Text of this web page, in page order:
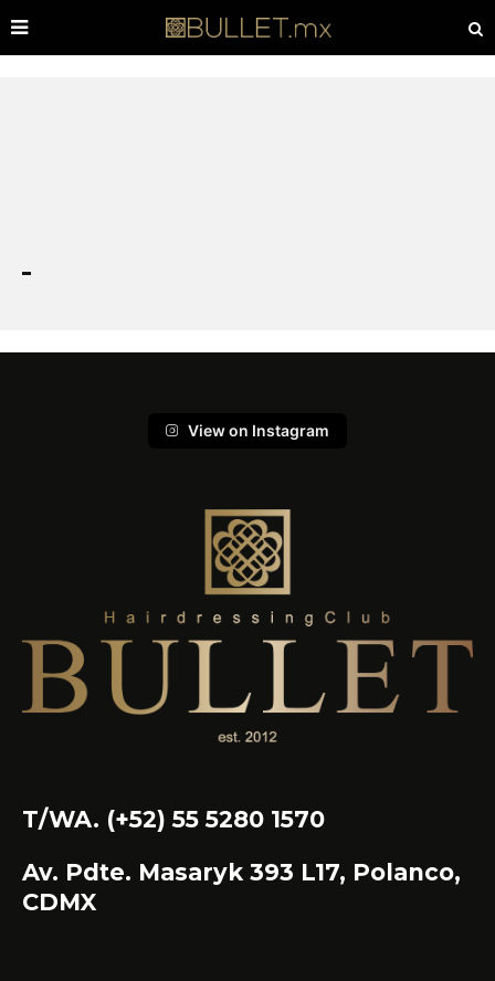
View on Instagram
T/WA. (+52) 55 5280 1570
Av. Pdte. Masaryk 393 L17, Polanco,
CDMX